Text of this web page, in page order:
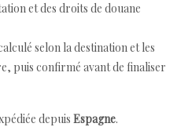
et des droits de douane
selon la destination et les
puis confirmé avant de finaliser
depuis Espagne.